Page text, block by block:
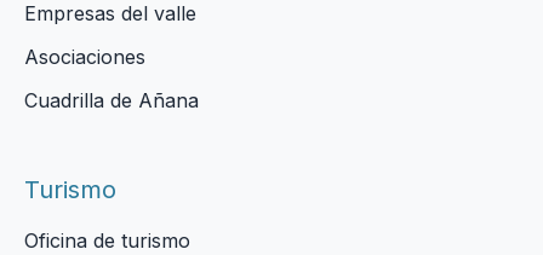
Empresas del valle
Asociaciones
Cuadrilla de Añana
Turismo
Oficina de turismo